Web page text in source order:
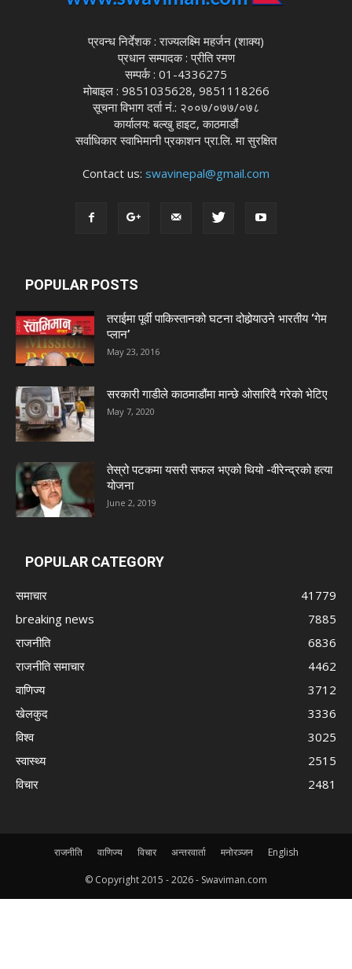
प्रवन्ध निर्देशक : राज्यलक्ष्मि महर्जन (शाक्य)
प्रधान सम्पादक : प्रीति रमण
सम्पर्क : 01-4336275
मोबाइल : 9851035628, 9851118266
सूचना विभाग दर्ता नं.: २००७/०७७/०७८
कार्यालय: बल्खु हाइट, काठमाडौं
सर्वाधिकार स्वाभिमानी प्रकाशन प्रा.लि. मा सुरक्षित
Contact us: swavinepal@gmail.com
POPULAR POSTS
तराईमा पूर्वी पाकिस्तानको घटना दोहोर्‍याउने भारतीय ‘गेम
प्लान’
May 23, 2016
सरकारी गाडीले काठमाडौंमा मान्छे ओसारिदै गरेकाे भेटिए
May 7, 2020
तेस्रो पटकमा यसरी सफल भएको थियो -वीरेन्द्रको हत्या
योजना
June 2, 2019
POPULAR CATEGORY
समाचार
41779
breaking news
7885
राजनीति
6836
राजनीति समाचार
4462
वाणिज्य
3712
खेलकुद
3336
विश्व
3025
स्वास्थ्य
2515
विचार
2481
राजनीति वाणिज्य विचार अन्तरवार्ता मनोरञ्जन English
© Copyright 2015 -2026 - Swaviman.com